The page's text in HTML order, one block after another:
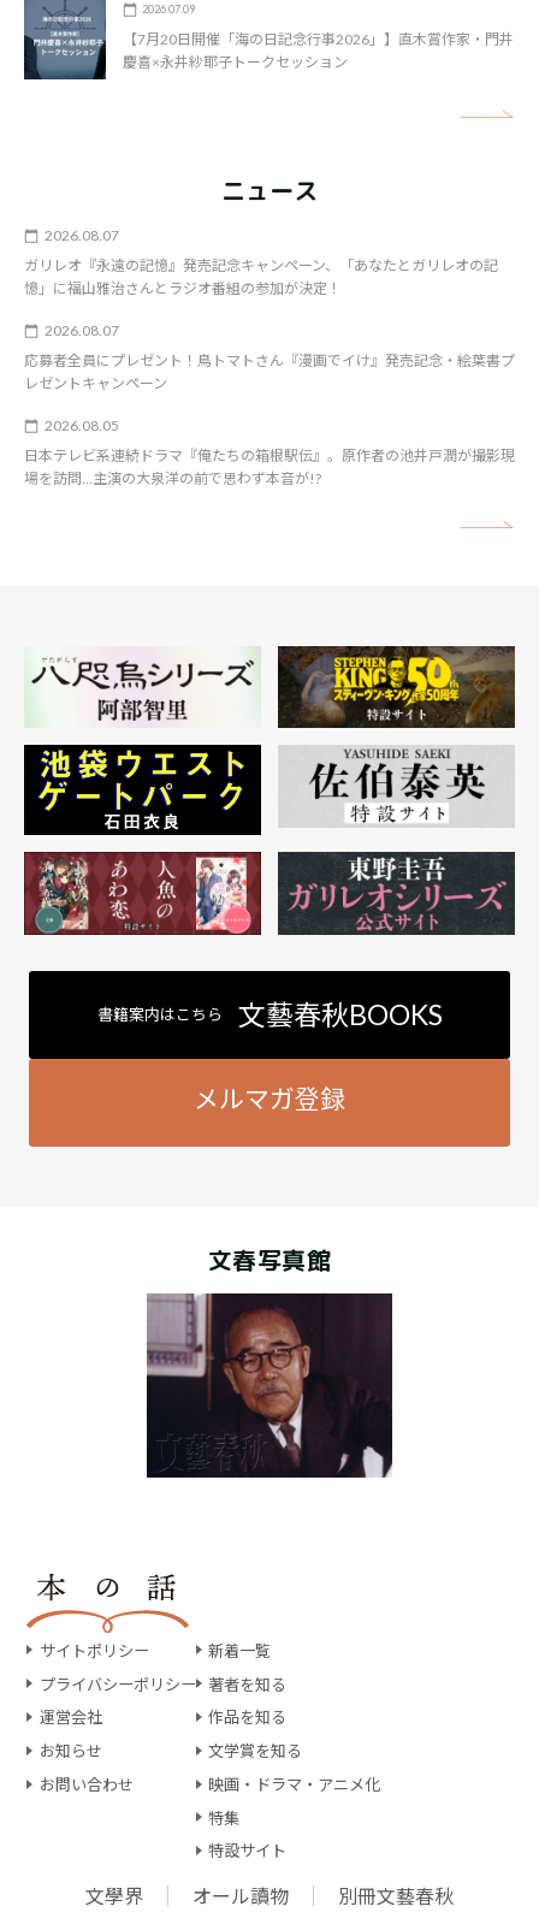
2026.07.09
【7月20日開催「海の日記念行事2026」】直木賞作家・門井
慶喜×永井紗耶子トークセッション
ニュース
2026.08.07
ガリレオ『永遠の記憶』発売記念キャンペーン、「あなたとガリレオの記
憶」に福山雅治さんとラジオ番組の参加が決定！
2026.08.07
応募者全員にプレゼント！鳥トマトさん『漫画でイけ』発売記念・絵葉書プ
レゼントキャンペーン
2026.08.05
日本テレビ系連続ドラマ『俺たちの箱根駅伝』。原作者の池井戸潤が撮影現
場を訪問…主演の大泉洋の前で思わず本音が!?
書籍案内はこちら 文藝春秋BOOKS
メルマガ登録
文春写真館
サイトポリシー
プライバシーポリシー
運営会社
お知らせ
お問い合わせ
新着一覧
著者を知る
作品を知る
文学賞を知る
映画・ドラマ・アニメ化
特集
特設サイト
文學界 オール讀物 別冊文藝春秋